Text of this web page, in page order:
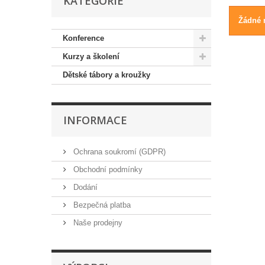
Konference
Kurzy a školení
Dětské tábory a kroužky
INFORMACE
Ochrana soukromí (GDPR)
Obchodní podmínky
Dodání
Bezpečná platba
Naše prodejny
Žádné